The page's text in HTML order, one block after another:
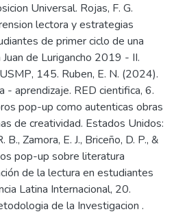
Universal. Rojas, F. G.
lectora y estrategias
de primer ciclo de una
de Lurigancho 2019 - II.
145. Ruben, E. N. (2024).
- aprendizaje. RED cientifica, 6.
pop-up como autenticas obras
de creatividad. Estados Unidos:
Zamora, E. J., Briceño, D. P., &
pop-up sobre literatura
de la lectura en estudiantes
Latina Internacional, 20.
de la Investigacion .